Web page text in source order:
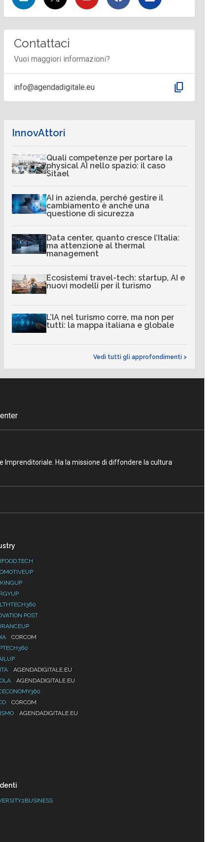
Contattaci
Vuoi maggiori informazioni?
info@agendadigitale.eu content_copy
InnovAttori
Quali competenze per portare la
physical AI nello spazio: il caso
Sitael
AI in azienda, perché gestire il
cambiamento è anche una
questione di sicurezza
Data center, quanto cresce l’Italia:
ma attenzione al thermal
management
Ecosistemi travel-tech: startup, AI e
nuovi modelli per il turismo
L’IA nel turismo corre, ma non per
tutti: la mappa italiana e globale
Vedi tutti gli approfondimenti >
Imprenditoriale. Ha la missione di diffondere la cultura
POST
CORCOM
AGENDADIGITALE.EU
AGENDADIGITALE.EU
CORCOM
AGENDADIGITALE.EU